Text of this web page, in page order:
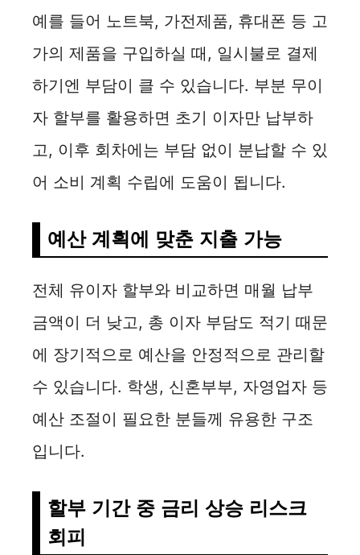
예를 들어 노트북, 가전제품, 휴대폰 등 고
가의 제품을 구입하실 때, 일시불로 결제
하기엔 부담이 클 수 있습니다. 부분 무이
자 할부를 활용하면 초기 이자만 납부하
고, 이후 회차에는 부담 없이 분납할 수 있
어 소비 계획 수립에 도움이 됩니다.
예산 계획에 맞춘 지출 가능
전체 유이자 할부와 비교하면 매월 납부
금액이 더 낮고, 총 이자 부담도 적기 때문
에 장기적으로 예산을 안정적으로 관리할
수 있습니다. 학생, 신혼부부, 자영업자 등
예산 조절이 필요한 분들께 유용한 구조
입니다.
할부 기간 중 금리 상승 리스크
회피